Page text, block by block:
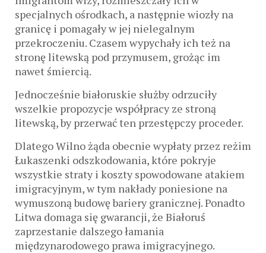
specjalnych ośrodkach, a następnie wiozły na
granicę i pomagały w jej nielegalnym
przekroczeniu. Czasem wypychały ich też na
stronę litewską pod przymusem, grożąc im
nawet śmiercią.
Jednocześnie białoruskie służby odrzuciły
wszelkie propozycje współpracy ze stroną
litewską, by przerwać ten przestępczy proceder.
Dlatego Wilno żąda obecnie wypłaty przez reżim
Łukaszenki odszkodowania, które pokryje
wszystkie straty i koszty spowodowane atakiem
imigracyjnym, w tym nakłady poniesione na
wymuszoną budowę bariery granicznej. Ponadto
Litwa domaga się gwarancji, że Białoruś
zaprzestanie dalszego łamania
międzynarodowego prawa imigracyjnego.